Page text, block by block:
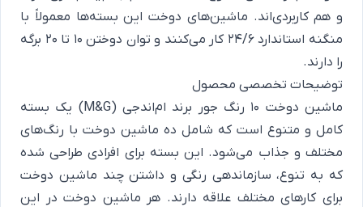
و هم کاربردی‌اند. ماشین‌های دوخت این بسته‌ها معمولاً با
منگنه استاندارد 24/6 کار می‌کنند و توان دوختن 10 تا 20 برگه
را دارند.
توضیحات تخصصی محصول
ماشین دوخت 10 رنگ جور برند ام‌اندجی (M&G) یک بسته
کامل و متنوع است که شامل ده ماشین دوخت با رنگ‌های
مختلف و جذاب می‌شود. این بسته برای افرادی طراحی شده
که به تنوع، سازماندهی رنگی و داشتن چند ماشین دوخت
برای کارهای مختلف علاقه دارند. هر ماشین دوخت در این